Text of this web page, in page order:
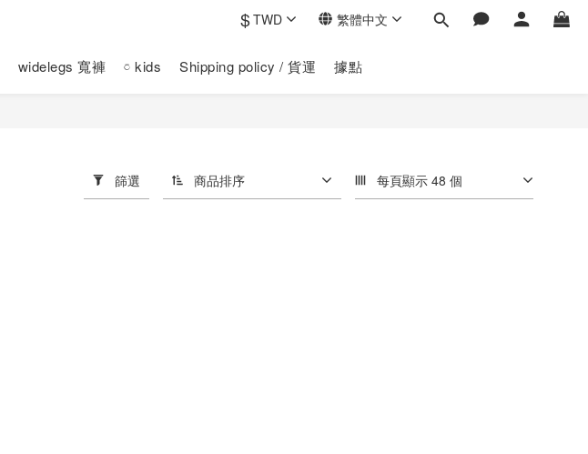
$TWD 繁體中文
widelegs 寬褲 𓏌 kids Shipping policy / 貨運 據點
篩選 商品排序 每頁顯示 48 個